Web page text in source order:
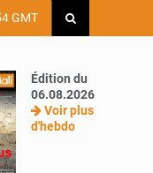
GMT
Édition du
06.08.2026
Voir plus
d'hebdo